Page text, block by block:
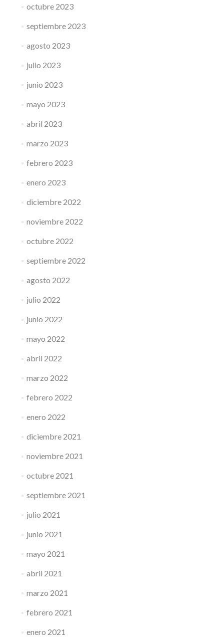
octubre 2023
septiembre 2023
agosto 2023
julio 2023
junio 2023
mayo 2023
abril 2023
marzo 2023
febrero 2023
enero 2023
diciembre 2022
noviembre 2022
octubre 2022
septiembre 2022
agosto 2022
julio 2022
junio 2022
mayo 2022
abril 2022
marzo 2022
febrero 2022
enero 2022
diciembre 2021
noviembre 2021
octubre 2021
septiembre 2021
julio 2021
junio 2021
mayo 2021
abril 2021
marzo 2021
febrero 2021
enero 2021